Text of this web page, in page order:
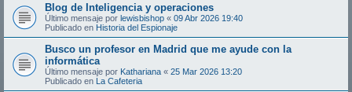
Blog de Inteligencia y operaciones
Último mensaje por lewisbishop « 09 Abr 2026 19:40
Publicado en Historia del Espionaje
Busco un profesor en Madrid que me ayude con la
informática
Último mensaje por Kathariana « 25 Mar 2026 13:20
Publicado en La Cafeteria